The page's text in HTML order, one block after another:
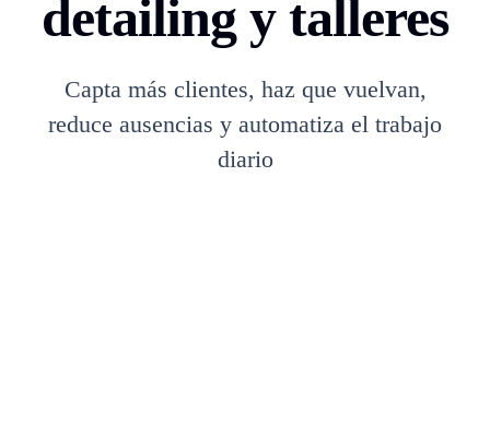
detailing y talleres
Capta más clientes, haz que vuelvan,
reduce ausencias y automatiza el trabajo
diario